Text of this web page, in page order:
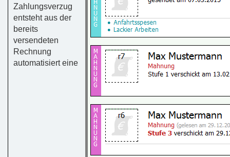
Zahlungsverzug
entsteht aus der
bereits
versendeten
Rechnung
automatisiert eine